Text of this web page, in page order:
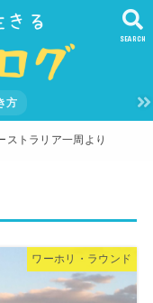
SEARCH
方
ストラリア一周より
ワーホリ・ラウンド